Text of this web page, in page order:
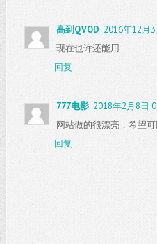
高到QVOD 2016年12月
现在也许还能用
回复
777电影 2018年2月8日
网站做的很漂亮，希望可
回复